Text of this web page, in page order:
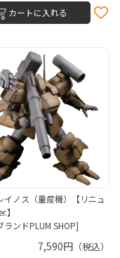
カートに入れる
イノス（量産機）【リニュ
】
ランドPLUM SHOP]
7,590円 （税込）